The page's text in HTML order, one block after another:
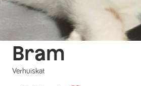
Bram
Verhuiskat